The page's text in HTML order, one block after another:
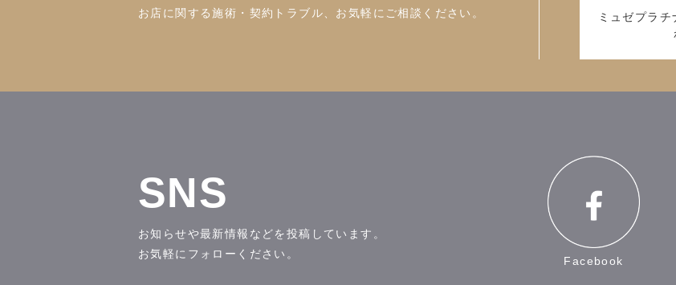
お店に関する施術・契約トラブル、お気軽にご相談ください。
ミュゼプラ
SNS
お知らせや最新情報などを投稿しています。
お気軽にフォローください。
Facebook